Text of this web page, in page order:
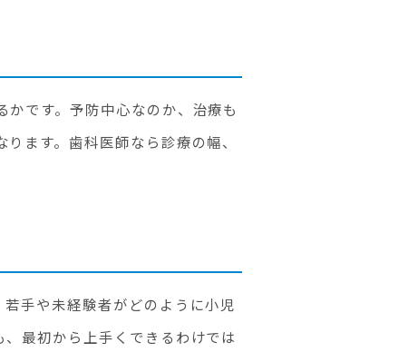
です。予防中心なのか、治療も
ます。歯科医師なら診療の幅、
手や未経験者がどのように小児
最初から上手くできるわけでは